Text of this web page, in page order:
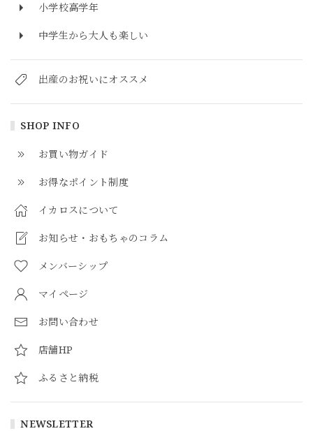
小学校高学年
中学生から大人も楽しい
出産のお祝いにオススメ
SHOP INFO
お買い物ガイド
お得なポイント制度
イカロスについて
お知らせ・おもちゃのコラム
メンバーシップ
マイページ
お問い合わせ
店舗HP
ふるさと納税
NEWSLETTER